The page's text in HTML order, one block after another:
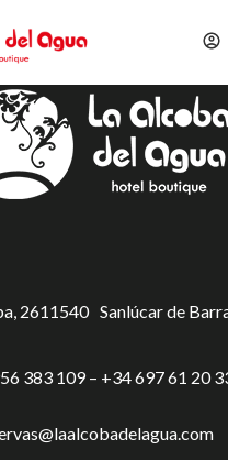
2611540 Sanlúcar de
383 109 – +34 697 61 20